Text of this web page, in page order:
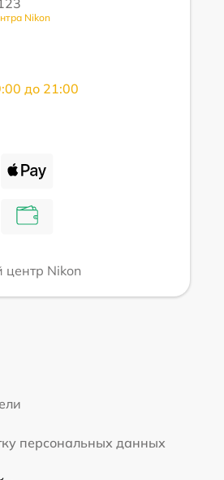
Nikon
до 21:00
Nikon
персональных данных